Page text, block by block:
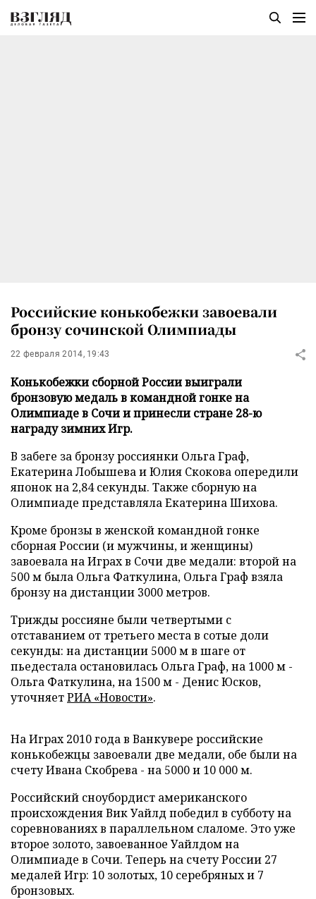
Российские конькобежки завоевали
бронзу сочинской Олимпиады
22 февраля 2014, 19:43
Конькобежки сборной России выиграли
бронзовую медаль в командной гонке на
Олимпиаде в Сочи и принесли стране 28-ю
награду зимних Игр.
В забеге за бронзу россиянки Ольга Граф,
Екатерина Лобышева и Юлия Скокова опередили
японок на 2,84 секунды. Также сборную на
Олимпиаде представляла Екатерина Шихова.
Кроме бронзы в женской командной гонке
сборная России (и мужчины, и женщины)
завоевала на Играх в Сочи две медали: второй на
500 м была Ольга Фаткулина, Ольга Граф взяла
бронзу на дистанции 3000 метров.
Трижды россияне были четвертыми с
отставанием от третьего места в сотые доли
секунды: на дистанции 5000 м в шаге от
пьедестала остановилась Ольга Граф, на 1000 м -
Ольга Фаткулина, на 1500 м - Денис Юсков,
уточняетРИА «Новости».
На Играх 2010 года в Ванкувере российские
конькобежцы завоевали две медали, обе были на
счету Ивана Скобрева - на 5000 и 10 000 м.
Российский сноубордист американского
происхождения Вик Уайлд победил в субботу на
соревнованиях в параллельном слаломе. Это уже
второе золото, завоеванное Уайлдом на
Олимпиаде в Сочи. Теперь на счету России 27
медалей Игр: 10 золотых, 10 серебряных и 7
бронзовых.